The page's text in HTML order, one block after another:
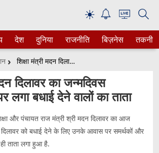
☀
देश दुनिया राजनीति बिज़नेस तकनीक
शिक्षा मंत्री मदन दिलावर का जन्मदिवस आज,आवास पर लगा बधाई देने वालों का ताता
दिलावर का जन्मदिवस
बधाई देने वालों का ताता
और पंचायत राज मंत्री श्री मदन दिलावर का आज
को बधाई देने के लिए उनके आवास पर समर्थकों और
ताता लगा हुआ है.